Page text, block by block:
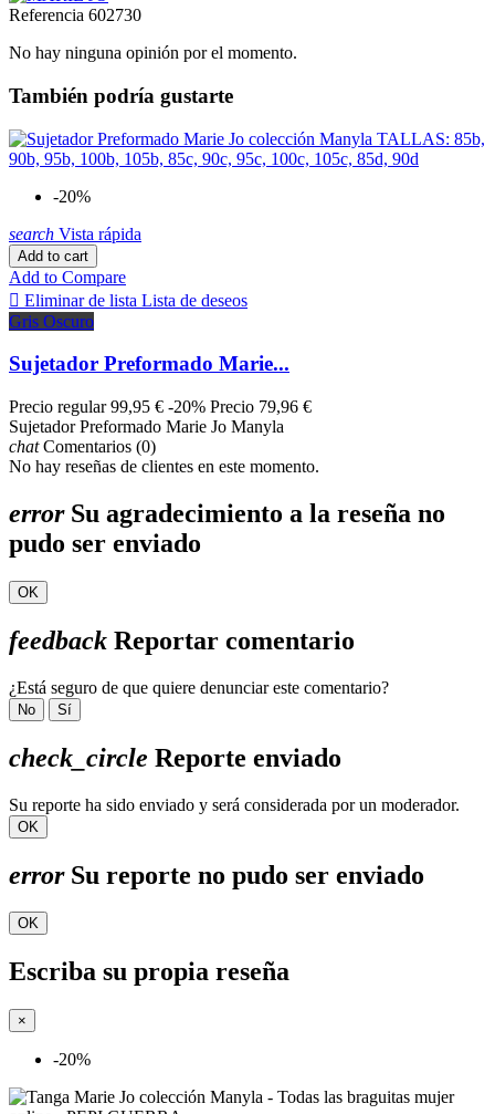
Referencia 602730
No hay ninguna opinión por el momento.
También podría gustarte
-20%
search Vista rápida
Add to cart
Add to Compare
 Eliminar de lista Lista de deseos
Gris Oscuro
Sujetador Preformado Marie...
Precio regular 99,95 € -20% Precio 79,96 €
Sujetador Preformado Marie Jo Manyla
chatComentarios (0)
No hay reseñas de clientes en este momento.
errorSu agradecimiento a la reseña no
pudo ser enviado
OK
feedback Reportar comentario
¿Está seguro de que quiere denunciar este comentario?
No Sí
check_circle Reporte enviado
Su reporte ha sido enviado y será considerada por un moderador.
OK
errorSu reporte no pudo ser enviado
OK
Escriba su propia reseña
×
-20%